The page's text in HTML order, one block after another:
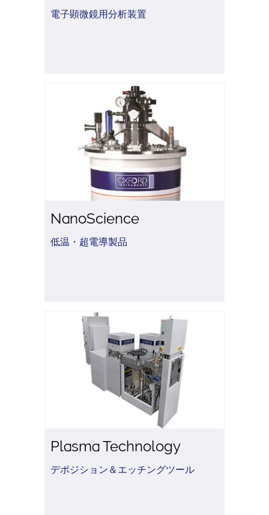
電子顕微鏡用分析装置
NanoScience
低温・超電導製品
Plasma Technology
デポジション＆エッチングツール